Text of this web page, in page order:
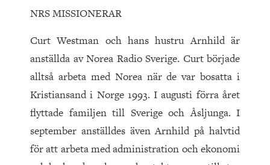
NRS MISSIONERAR
Curt Westman och hans hustru Arnhild är
anställda av Norea Radio Sverige. Curt började
alltså arbeta med Norea när de var bosatta i
Kristiansand i Norge 1993. I augusti förra året
flyttade familjen till Sverige och Åsljunga. I
september anställdes även Arnhild på halvtid
för att arbeta med administration och ekonomi